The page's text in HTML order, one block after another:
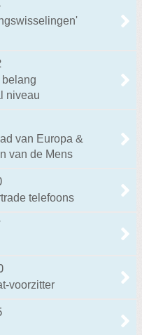
niveau
van Europa &
van de Mens
telefoons
voorzitter